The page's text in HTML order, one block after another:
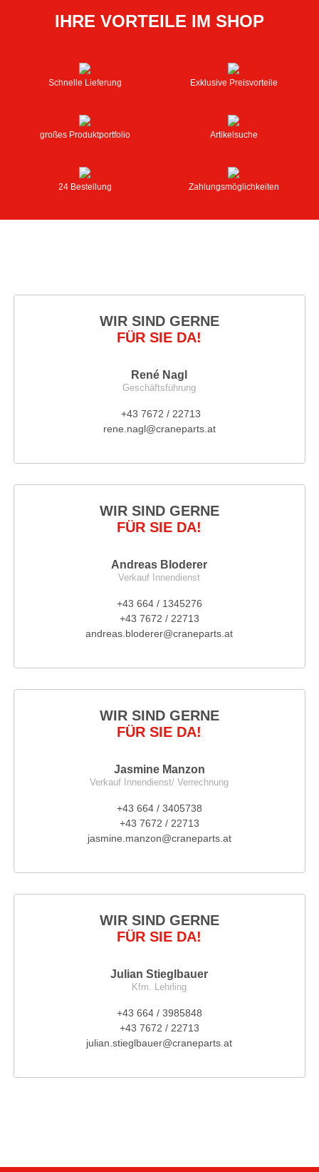
IHRE VORTEILE IM SHOP
Schnelle Lieferung Exklusive Preisvorteile
großes Produktportfolio Artikelsuche
24 Bestellung Zahlungsmöglichkeiten
WIR SIND GERNE
FÜR SIE DA!
René Nagl
Geschäftsführung
+43 7672 / 22713
rene.nagl@craneparts.at
WIR SIND GERNE
FÜR SIE DA!
Andreas Bloderer
Verkauf Innendienst
+43 664 / 1345276
+43 7672 / 22713
andreas.bloderer@craneparts.at
WIR SIND GERNE
FÜR SIE DA!
Jasmine Manzon
Verkauf Innendienst/ Verrechnung
+43 664 / 3405738
+43 7672 / 22713
jasmine.manzon@craneparts.at
WIR SIND GERNE
FÜR SIE DA!
Julian Stieglbauer
Kfm. Lehrling
+43 664 / 3985848
+43 7672 / 22713
julian.stieglbauer@craneparts.at